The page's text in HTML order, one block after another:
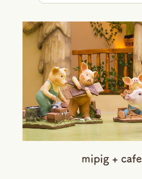
mipig + cafe